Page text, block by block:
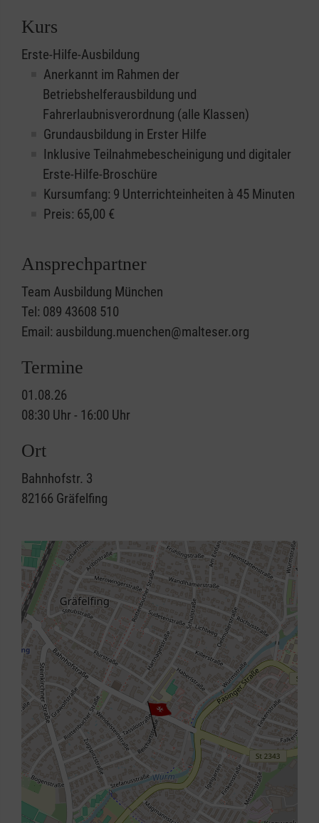
Kurs
Erste-Hilfe-Ausbildung
Anerkannt im Rahmen der
Betriebshelferausbildung und
Fahrerlaubnisverordnung (alle Klassen)
Grundausbildung in Erster Hilfe
Inklusive Teilnahmebescheinigung und digitaler
Erste-Hilfe-Broschüre
Kursumfang: 9 Unterrichteinheiten à 45 Minuten
Preis: 65,00 €
Ansprechpartner
Team Ausbildung München
Tel: 089 43608 510
Email: ausbildung.muenchen@malteser.org
Termine
01.08.26
08:30 Uhr - 16:00 Uhr
Ort
Bahnhofstr. 3
82166 Gräfelfing